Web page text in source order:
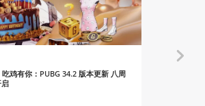
鸡有你：PUBG 34.2 版本更新 八周